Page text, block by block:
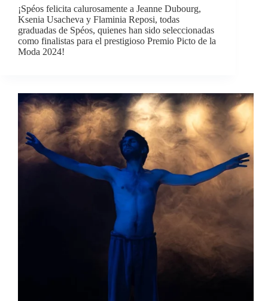
¡Spéos felicita calurosamente a Jeanne Dubourg,
Ksenia Usacheva y Flaminia Reposi, todas
graduadas de Spéos, quienes han sido seleccionadas
como finalistas para el prestigioso Premio Picto de la
Moda 2024!